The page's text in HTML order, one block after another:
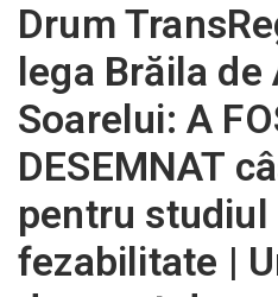
g
l
e
n
a
–
d
e
b
r
a
i
l
a
.
r
Drum
lega Brăila de
Soarelui: A
DESEMNAT
pentru studiul
fezabilitate |